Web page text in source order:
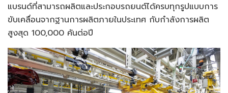
แบรนด์ที่สามารถผลิตและประกอบรถยนต์ได้ครบทุกรูปแบบการ
ขับเคลื่อนจากฐานการผลิตภายในประเทศ กับกำลังการผลิต
สูงสุด 100,000 คันต่อปี